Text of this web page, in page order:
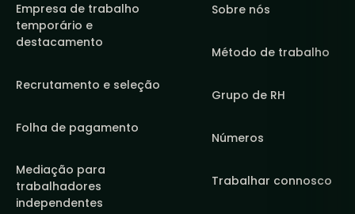
Empresa de trabalho
temporário e
destacamento
Recrutamento e seleção
Folha de pagamento
Mediação para
trabalhadores
independentes
Sobre nós
Método de trabalho
Grupo de RH
Números
Trabalhar connosco